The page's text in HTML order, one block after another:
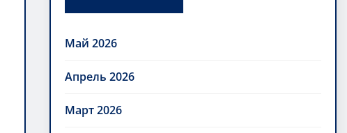
Май 2026
Апрель 2026
Март 2026